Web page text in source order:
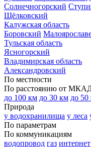
Солнечногорский
Щёлковский
Калужская область
Боровский
Тульская область
Ясногорский
Владимирская область
Александровский
По местности
По расстоянию от
до 100 км до 30 км до 50
Природа
у водохранилища у леса
По параметрам
По коммуникациям
водопровод газ интернет